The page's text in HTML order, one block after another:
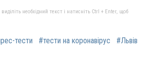
необхідний текст і натисніть Ctrl + Enter, щоб
тести #тести на коронавірус #Львів